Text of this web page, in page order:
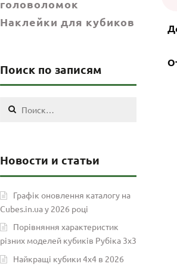
головоломок
Наклейки для кубиков
Поиск по записям
Найти:
Новости и статьи
Графік оновлення каталогу на
Cubes.in.ua у 2026 році
Порівняння характеристик
різних моделей кубиків Рубіка 3х3
Найкращі кубики 4х4 в 2026